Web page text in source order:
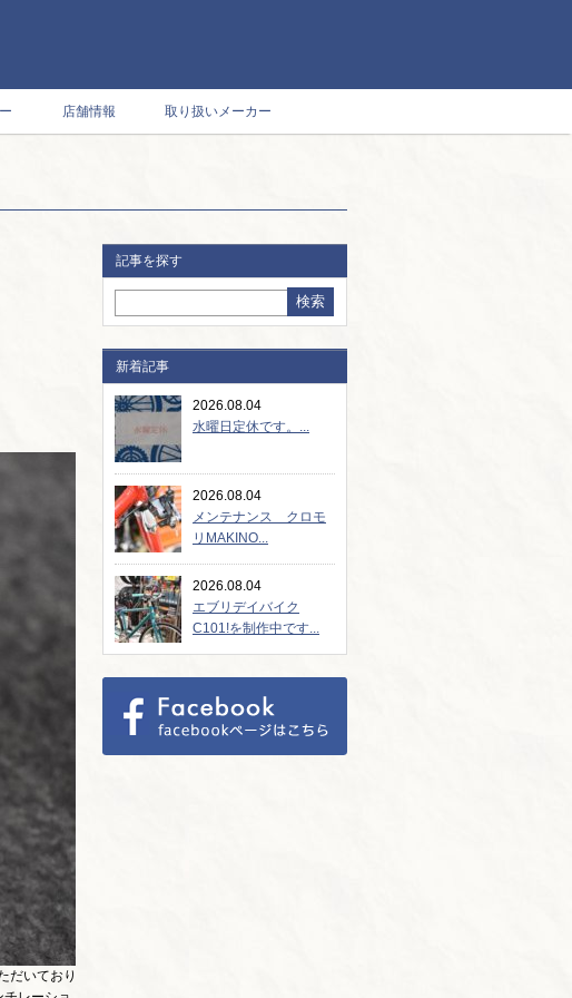
店舗情報 取り扱いメーカー
だいており
記事を探す
新着記事
2026.08.04
水曜日定休です。...
2026.08.04
メンテナンス クロモ
リMAKINO...
2026.08.04
エブリデイバイク
C101!を制作中です...